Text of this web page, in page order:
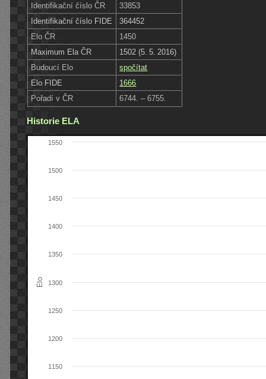
Identifikační číslo ČR
33853
Identifikační číslo FIDE
364452
Elo ČR
1450
Maximum Ela ČR
1502 (5. 5. 2016)
Budoucí Elo
spočítat
Elo FIDE
1666
Pořadí v ČR
6744. – 6755.
Historie ELA
Elo
1150
1200
1250
1300
1350
1400
1450
1500
1550